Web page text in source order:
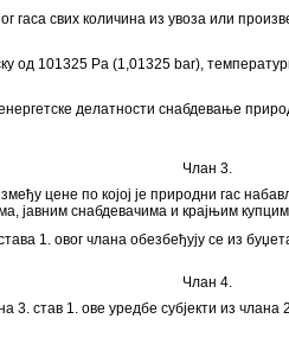
свих количина из увоза или
од 101325 Pa (1,01325 bar),
делатности снабдевање
Члан 3.
цене по којој је природни гас
јавним снабдевачима и крајњим
1. овог члана обезбеђују се из
Члан 4.
став 1. ове уредбе субјекти из